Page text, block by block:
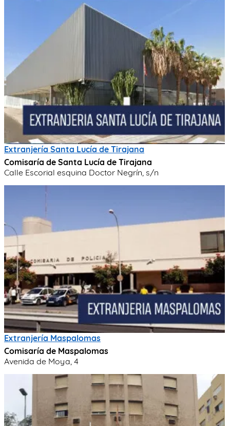
Extranjería Santa Lucía de Tirajana
Comisaría de Santa Lucía de Tirajana
Calle Escorial esquina Doctor Negrín, s/n
Extranjería Maspalomas
Comisaría de Maspalomas
Avenida de Moya, 4